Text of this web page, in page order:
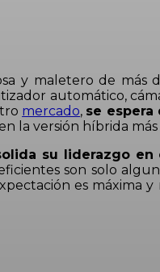
y maletero de más
automático,
mercado, se espera
la versión híbrida más
su liderazgo
son solo
es máxima